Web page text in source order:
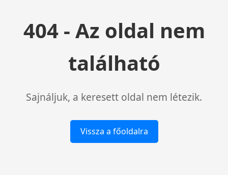
404 - Az oldal nem
található
Sajnáljuk, a keresett oldal nem létezik.
Vissza a főoldalra